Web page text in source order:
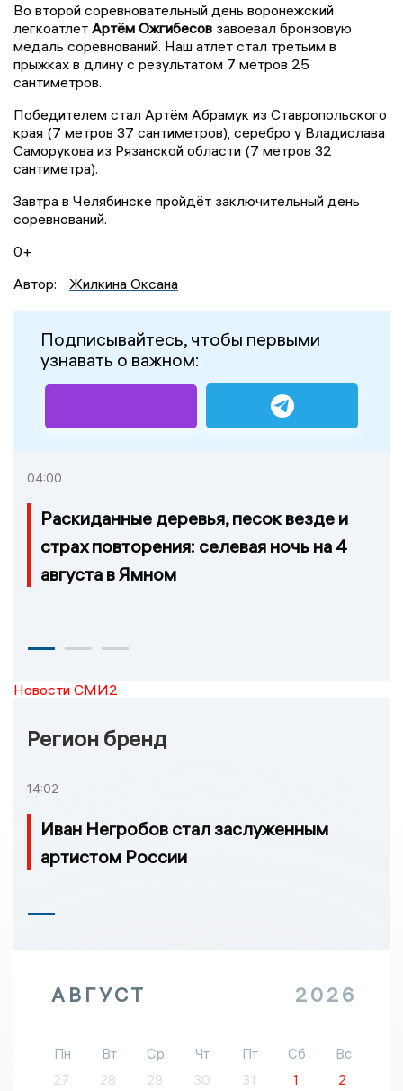
Во второй соревновательный день воронежский
легкоатлет Артём Ожгибесов завоевал бронзовую
медаль соревнований. Наш атлет стал третьим в
прыжках в длину с результатом 7 метров 25
сантиметров.
Победителем стал Артём Абрамук из Ставропольского
края (7 метров 37 сантиметров), серебро у Владислава
Саморукова из Рязанской области (7 метров 32
сантиметра).
Завтра в Челябинске пройдёт заключительный день
соревнований.
0+
Автор:
Жилкина Оксана
Подписывайтесь, чтобы первыми
узнавать о важном:
04:00
Раскиданные деревья, песок везде и
страх повторения: селевая ночь на 4
августа в Ямном
Новости СМИ2
Регион бренд
14:02
Иван Негробов стал заслуженным
артистом России
АВГУСТ 2026
Пн Вт Ср Чт Пт Сб
Вс
27
28 29 30 31 1
2